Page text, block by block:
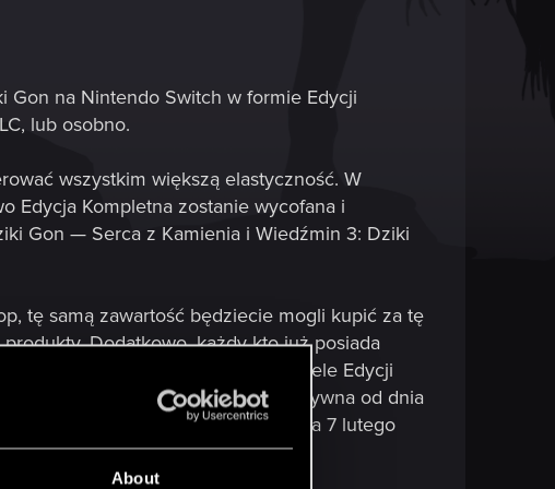
About
Gon na Nintendo Switch w formie Edycji
lub osobno.
wszystkim większą elastyczność. W
Edycja Kompletna zostanie wycofana i
Gon — Serca z Kamienia i Wiedźmin 3: Dziki
tę samą zawartość będziecie mogli kupić za tę
Dodatkowo, każdy kto już posiada
zakupi gry po raz drugi, właściciele Edycji
eShop. Zniżka będzie aktywna od dnia
gdzie zostanie aktywowana 7 lutego